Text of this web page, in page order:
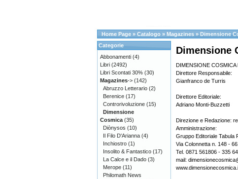
Home Page » Catalogo » Magazines » Dimensione
Dimensione
DIMENSIONE
Direttore Responsabile:
Gianfranco de Turris
Direttore Editoriale:
Adriano Monti-Buzzetti
Direzione e Redazione:
Amministrazione:
Gruppo Editoriale Tabula
Via Colonnetta n. 148 -
Tel. 0871 561806 - 335
mail:
Categorie
Abbonamenti (4)
Libri (2492)
Libri Scontati 30% (30)
Magazines-> (142)
Abruzzo Letterario (2)
Berenice (17)
Controrivoluzione (15)
Dimensione
Cosmica (35)
Diònysos (10)
Il Filo D'Arianna (4)
Inchiostro (1)
Insolito & Fantastico (17)
La Calce e il Dado (3)
Merope (11)
Philomath News